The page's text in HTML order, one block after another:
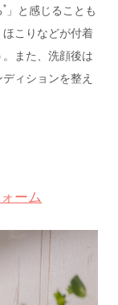
* 」と感じることも
こりなどが付着
また、洗顔後は
ィションを整え
ーム